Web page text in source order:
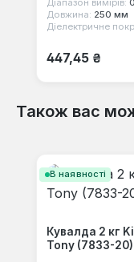
Діапазон вимірів:
Довжина: 250 мм
Діелектричне
Звичайна
447,45 ₴
Також вас
В наявності
Кувалда 2 кг
Tony (7833-20)